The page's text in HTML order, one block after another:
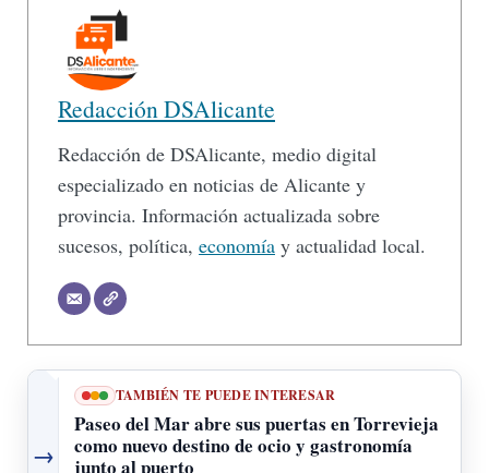
Redacción DSAlicante
Redacción de DSAlicante, medio digital
especializado en noticias de Alicante y
provincia. Información actualizada sobre
sucesos, política, economía y actualidad local.
→
TAMBIÉN TE PUEDE INTERESAR
Paseo del Mar abre sus puertas en Torrevieja
como nuevo destino de ocio y gastronomía
junto al puerto